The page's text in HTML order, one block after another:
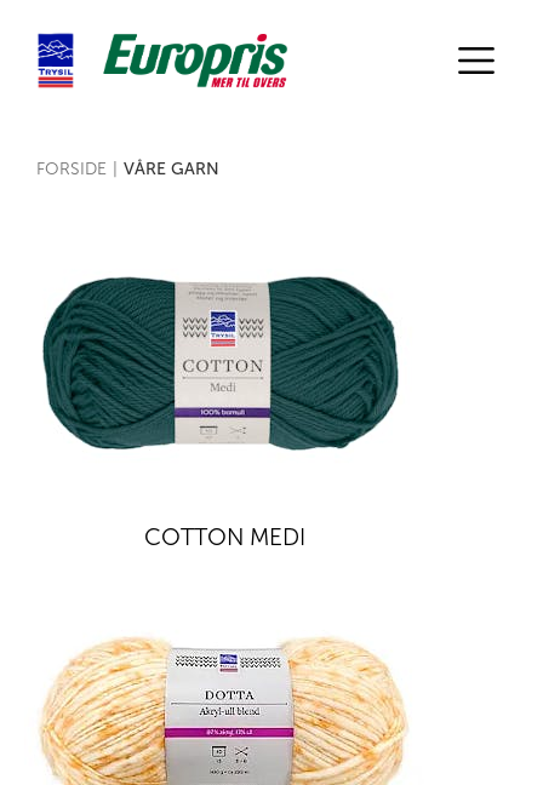
FORSIDE VÅRE GARN
COTTON MEDI